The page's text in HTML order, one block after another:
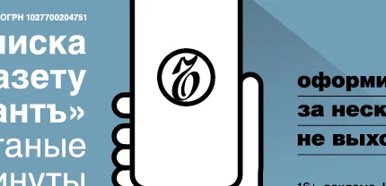
Реклама в «Ъ» www.kommersant.ru/ad